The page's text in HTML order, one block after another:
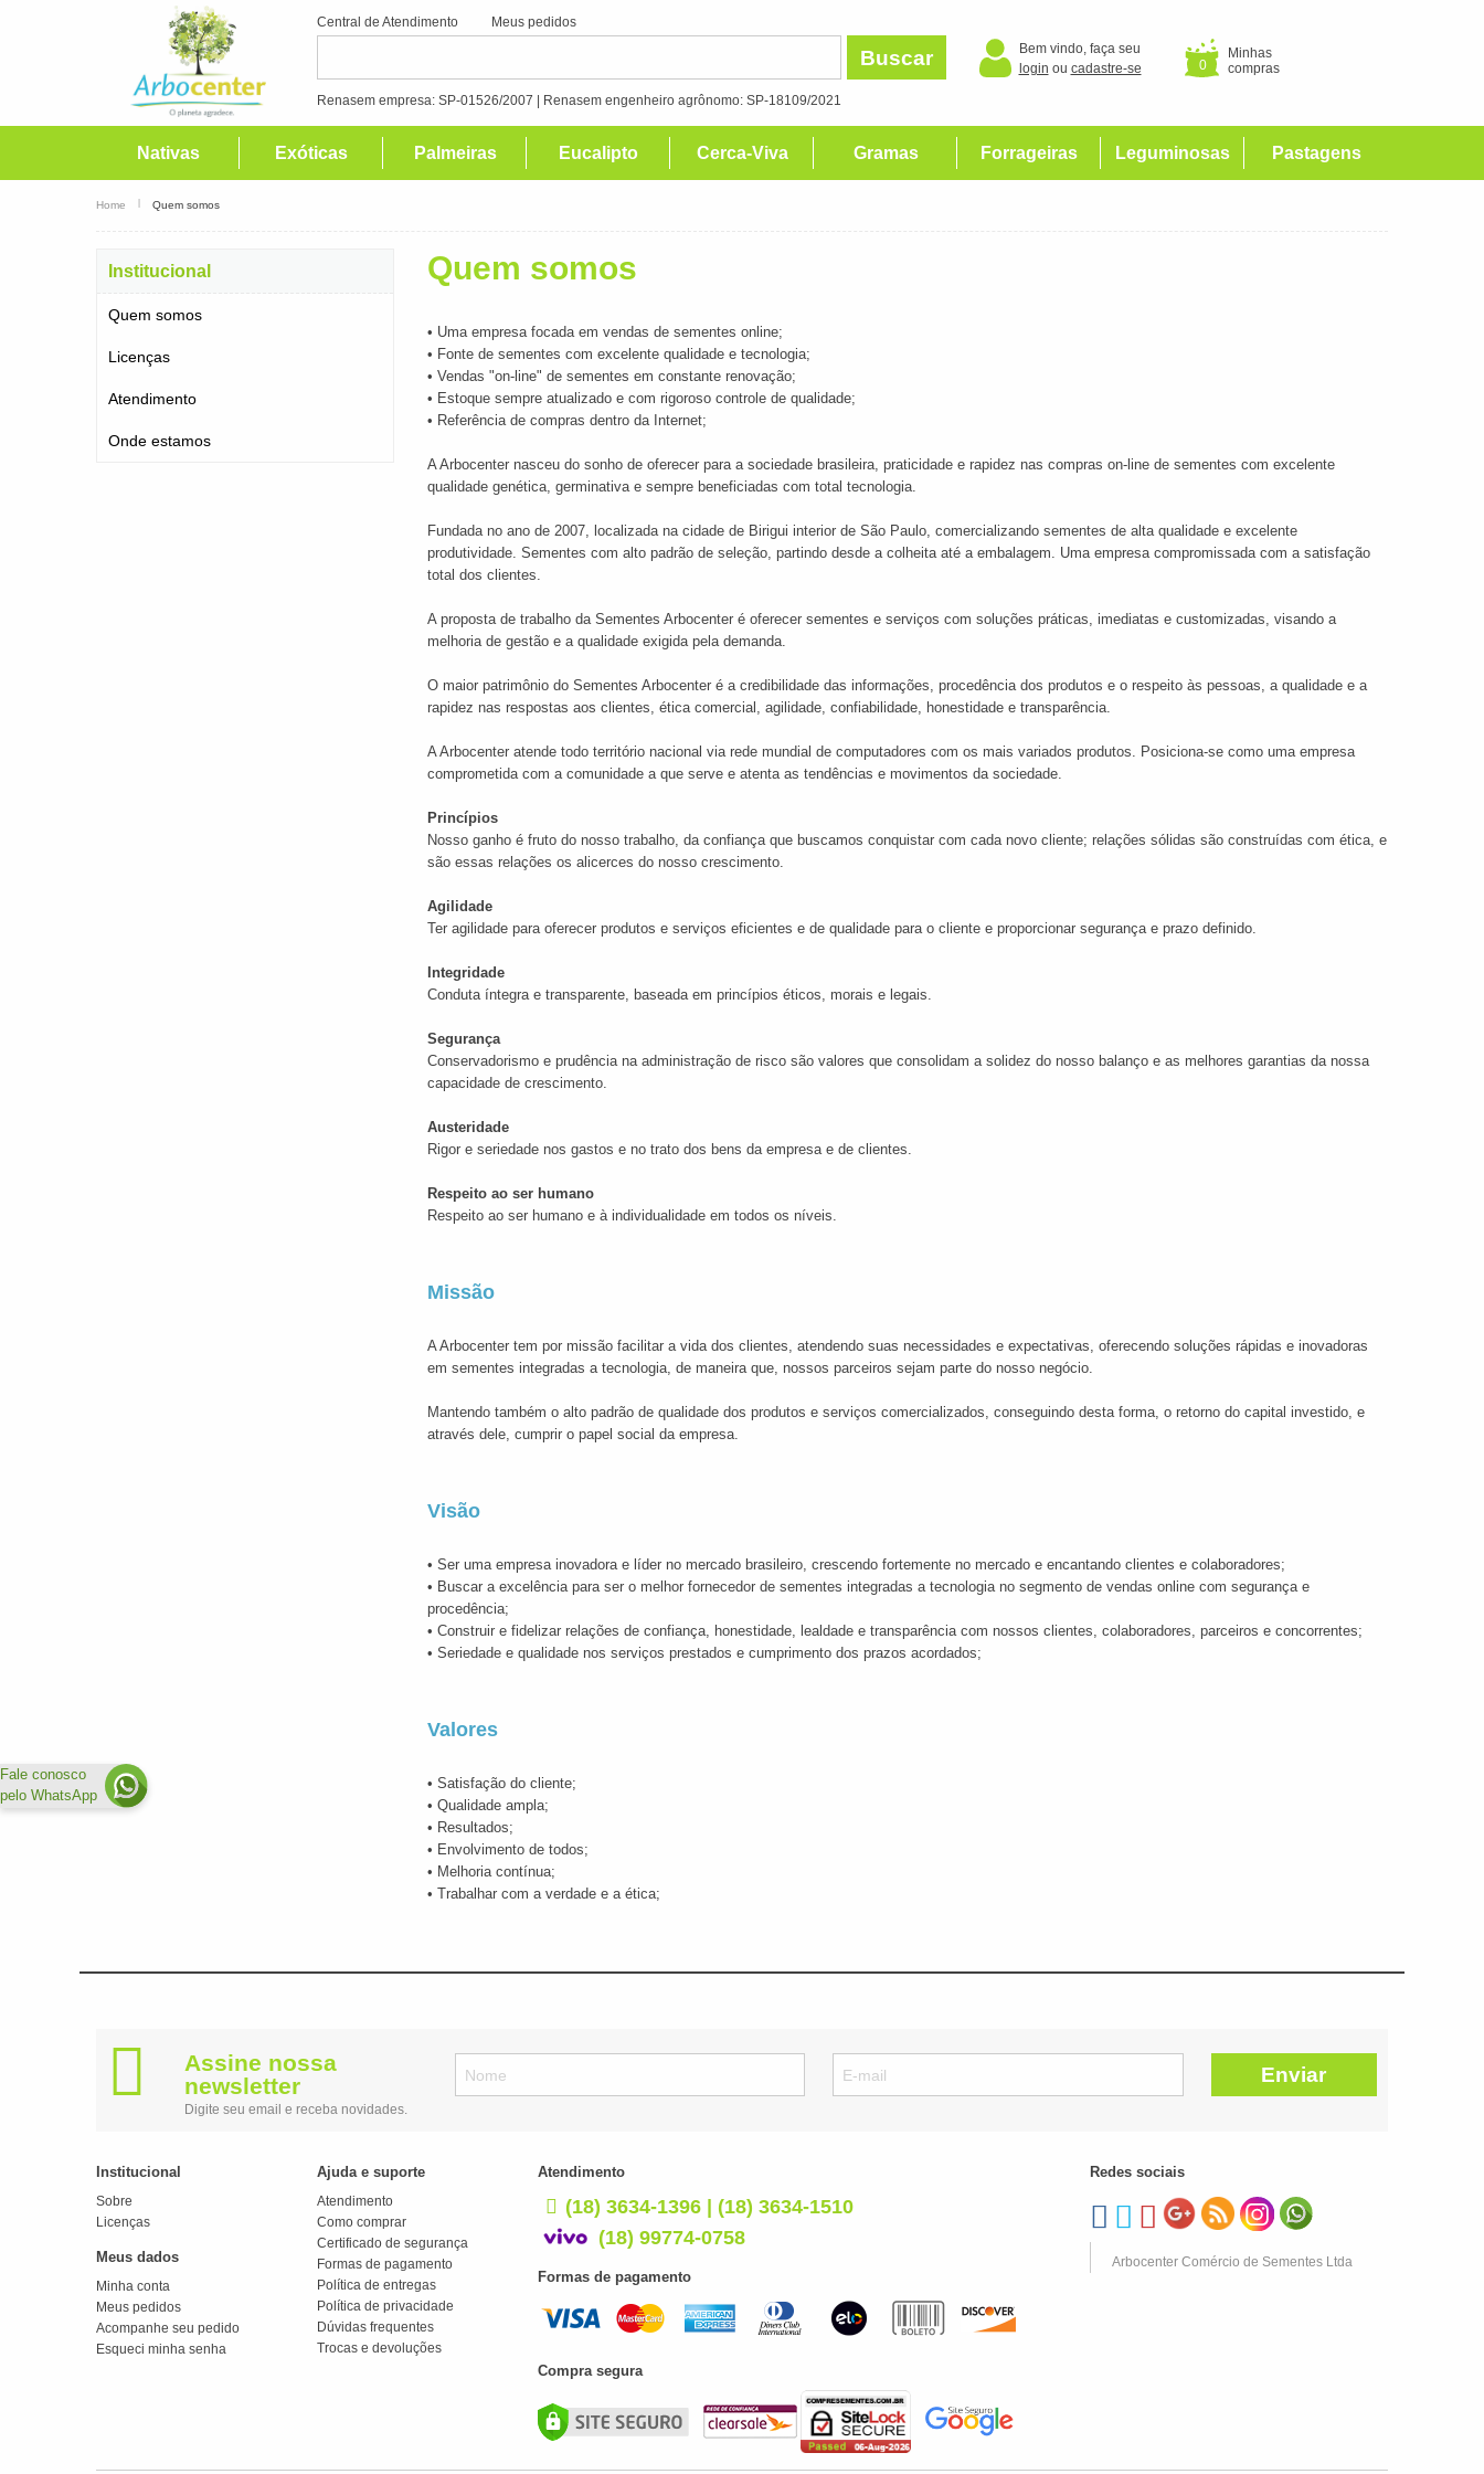
Bem vindo, faça seu
login ou cadastre-se 0
Minhas
compras
Central de Atendimento Meus pedidos
Buscar
Renasem empresa: SP-01526/2007 | Renasem engenheiro agrônomo: SP-18109/2021
Nativas Exóticas Palmeiras Eucalipto Cerca-Viva Gramas Forrageiras Leguminosas Pastagens
Home Quem somos
Institucional
Quem somos
Licenças
Atendimento
Onde estamos
Quem somos
• Uma empresa focada em vendas de sementes online;
• Fonte de sementes com excelente qualidade e tecnologia;
• Vendas "on-line" de sementes em constante renovação;
• Estoque sempre atualizado e com rigoroso controle de qualidade;
• Referência de compras dentro da Internet;
A Arbocenter nasceu do sonho de oferecer para a sociedade brasileira, praticidade e rapidez nas compras on-line de sementes com excelente
qualidade genética, germinativa e sempre beneficiadas com total tecnologia.
Fundada no ano de 2007, localizada na cidade de Birigui interior de São Paulo, comercializando sementes de alta qualidade e excelente
produtividade. Sementes com alto padrão de seleção, partindo desde a colheita até a embalagem. Uma empresa compromissada com a satisfação
total dos clientes.
A proposta de trabalho da Sementes Arbocenter é oferecer sementes e serviços com soluções práticas, imediatas e customizadas, visando a
melhoria de gestão e a qualidade exigida pela demanda.
O maior patrimônio do Sementes Arbocenter é a credibilidade das informações, procedência dos produtos e o respeito às pessoas, a qualidade e a
rapidez nas respostas aos clientes, ética comercial, agilidade, confiabilidade, honestidade e transparência.
A Arbocenter atende todo território nacional via rede mundial de computadores com os mais variados produtos. Posiciona-se como uma empresa
comprometida com a comunidade a que serve e atenta as tendências e movimentos da sociedade.
Princípios
Nosso ganho é fruto do nosso trabalho, da confiança que buscamos conquistar com cada novo cliente; relações sólidas são construídas com ética, e
são essas relações os alicerces do nosso crescimento.
Agilidade
Ter agilidade para oferecer produtos e serviços eficientes e de qualidade para o cliente e proporcionar segurança e prazo definido.
Integridade
Conduta íntegra e transparente, baseada em princípios éticos, morais e legais.
Segurança
Conservadorismo e prudência na administração de risco são valores que consolidam a solidez do nosso balanço e as melhores garantias da nossa
capacidade de crescimento.
Austeridade
Rigor e seriedade nos gastos e no trato dos bens da empresa e de clientes.
Respeito ao ser humano
Respeito ao ser humano e à individualidade em todos os níveis.
Missão
A Arbocenter tem por missão facilitar a vida dos clientes, atendendo suas necessidades e expectativas, oferecendo soluções rápidas e inovadoras
em sementes integradas a tecnologia, de maneira que, nossos parceiros sejam parte do nosso negócio.
Mantendo também o alto padrão de qualidade dos produtos e serviços comercializados, conseguindo desta forma, o retorno do capital investido, e
através dele, cumprir o papel social da empresa.
Visão
• Ser uma empresa inovadora e líder no mercado brasileiro, crescendo fortemente no mercado e encantando clientes e colaboradores;
• Buscar a excelência para ser o melhor fornecedor de sementes integradas a tecnologia no segmento de vendas online com segurança e
procedência;
• Construir e fidelizar relações de confiança, honestidade, lealdade e transparência com nossos clientes, colaboradores, parceiros e concorrentes;
• Seriedade e qualidade nos serviços prestados e cumprimento dos prazos acordados;
Valores
• Satisfação do cliente;
• Qualidade ampla;
• Resultados;
• Envolvimento de todos;
• Melhoria contínua;
• Trabalhar com a verdade e a ética;
Fale conosco
pelo WhatsApp
Assine nossa
newsletter
Digite seu email e receba novidades.
Enviar
Institucional
Sobre
Licenças
Meus dados
Minha conta
Meus pedidos
Acompanhe seu pedido
Esqueci minha senha
Ajuda e suporte
Atendimento
Como comprar
Certificado de segurança
Formas de pagamento
Política de entregas
Política de privacidade
Dúvidas frequentes
Trocas e devoluções
Atendimento
(18) 3634-1396 | (18) 3634-1510
(18) 99774-0758
Formas de pagamento
Compra segura
Redes sociais
Arbocenter Comércio de Sementes Ltda